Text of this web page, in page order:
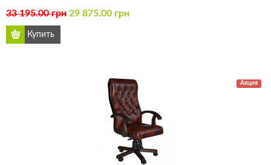
33 195.00 грн 29 875.00 грн
Акция